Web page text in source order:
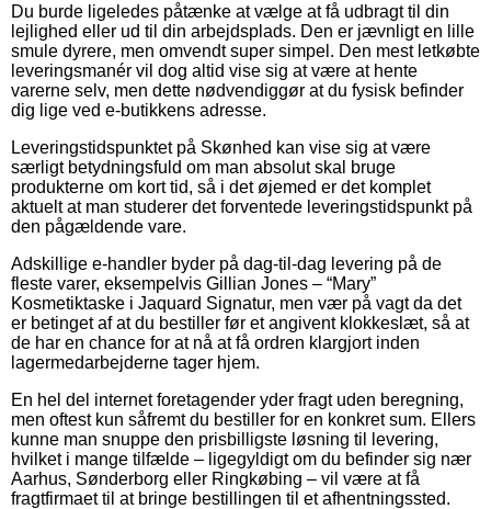
Du burde ligeledes påtænke at vælge at få udbragt til din
lejlighed eller ud til din arbejdsplads. Den er jævnligt en lille
smule dyrere, men omvendt super simpel. Den mest letkøbte
leveringsmanér vil dog altid vise sig at være at hente
varerne selv, men dette nødvendiggør at du fysisk befinder
dig lige ved e-butikkens adresse.
Leveringstidspunktet på Skønhed kan vise sig at være
særligt betydningsfuld om man absolut skal bruge
produkterne om kort tid, så i det øjemed er det komplet
aktuelt at man studerer det forventede leveringstidspunkt på
den pågældende vare.
Adskillige e-handler byder på dag-til-dag levering på de
fleste varer, eksempelvis Gillian Jones – “Mary”
Kosmetiktaske i Jaquard Signatur, men vær på vagt da det
er betinget af at du bestiller før et angivent klokkeslæt, så at
de har en chance for at nå at få ordren klargjort inden
lagermedarbejderne tager hjem.
En hel del internet foretagender yder fragt uden beregning,
men oftest kun såfremt du bestiller for en konkret sum. Ellers
kunne man snuppe den prisbilligste løsning til levering,
hvilket i mange tilfælde – ligegyldigt om du befinder sig nær
Aarhus, Sønderborg eller Ringkøbing – vil være at få
fragtfirmaet til at bringe bestillingen til et afhentningssted.